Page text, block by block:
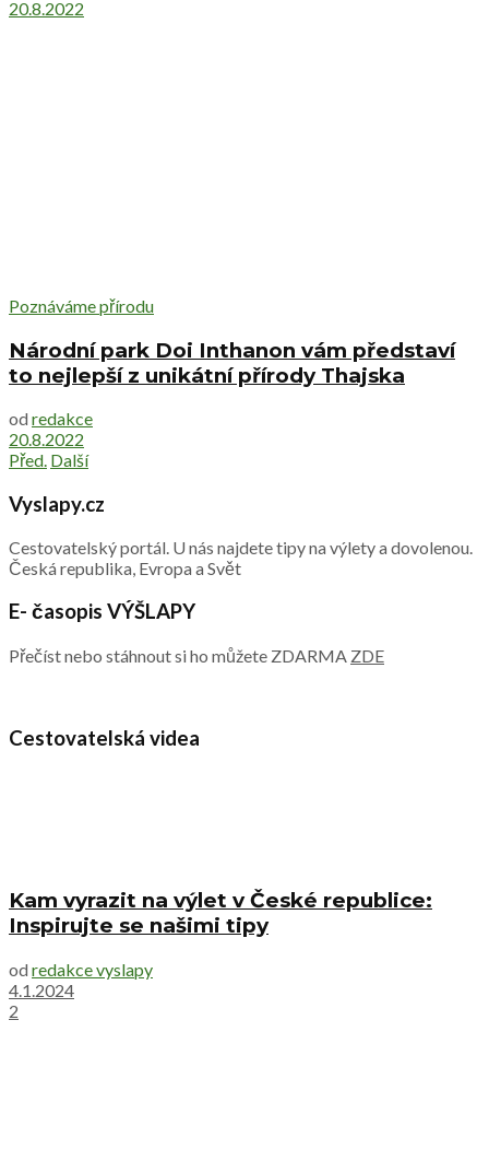
20.8.2022
Poznáváme přírodu
Národní park Doi Inthanon vám představí
to nejlepší z unikátní přírody Thajska
od redakce
20.8.2022
Před. Další
Vyslapy.cz
Cestovatelský portál. U nás najdete tipy na výlety a dovolenou.
Česká republika, Evropa a Svět
E- časopis VÝŠLAPY
Přečíst nebo stáhnout si ho můžete ZDARMA ZDE
Cestovatelská videa
Kam vyrazit na výlet v České republice:
Inspirujte se našimi tipy
od redakce vyslapy
4.1.2024
2